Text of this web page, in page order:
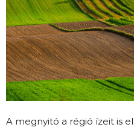
A megnyitó a régió ízeit is